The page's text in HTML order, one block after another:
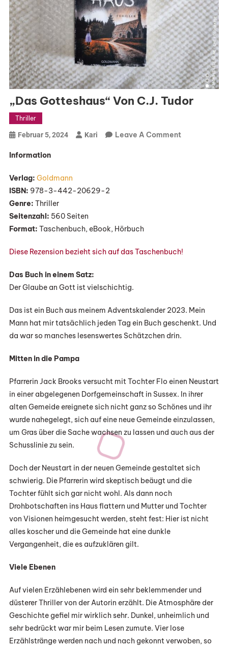
„Das Gotteshaus“ Von C.J. Tudor
Thriller
Februar 5, 2024 Kari Leave A CommentOn
Information
Verlag: Goldmann
ISBN: 978-3-442-20629-2
Genre: Thriller
Seitenzahl: 560 Seiten
Format: Taschenbuch, eBook, Hörbuch
Diese Rezension bezieht sich auf das Taschenbuch!
Das Buch in einem Satz:
Der Glaube an Gott ist vielschichtig.
Das ist ein Buch aus meinem Adventskalender 2023. Mein
Mann hat mir tatsächlich jeden Tag ein Buch geschenkt. Und
da war so manches lesenswertes Schätzchen drin.
Mitten in die Pampa
Pfarrerin Jack Brooks versucht mit Tochter Flo einen Neustart
in einer abgelegenen Dorfgemeinschaft in Sussex. In ihrer
alten Gemeide ereignete sich nicht ganz so Schönes und ihr
wurde nahegelegt, sich auf eine neue Gemeinde einzulassen,
um Gras über die Sache wachsen zu lassen und auch aus der
Schusslinie zu sein.
Doch der Neustart in der neuen Gemeinde gestaltet sich
schwierig. Die Pfarrerin wird skeptisch beäugt und die
Tochter fühlt sich gar nicht wohl. Als dann noch
Drohbotschaften ins Haus flattern und Mutter und Tochter
von Visionen heimgesucht werden, steht fest: Hier ist nicht
alles koscher und die Gemeinde hat eine dunkle
Vergangenheit, die es aufzuklären gilt.
Viele Ebenen
Auf vielen Erzählebenen wird ein sehr beklemmender und
düsterer Thriller von der Autorin erzählt. Die Atmosphäre der
Geschichte gefiel mir wirklich sehr. Dunkel, unheimlich und
sehr bedrückt war mir beim Lesen zumute. Vier lose
Erzählstränge werden nach und nach gekonnt verwoben, so